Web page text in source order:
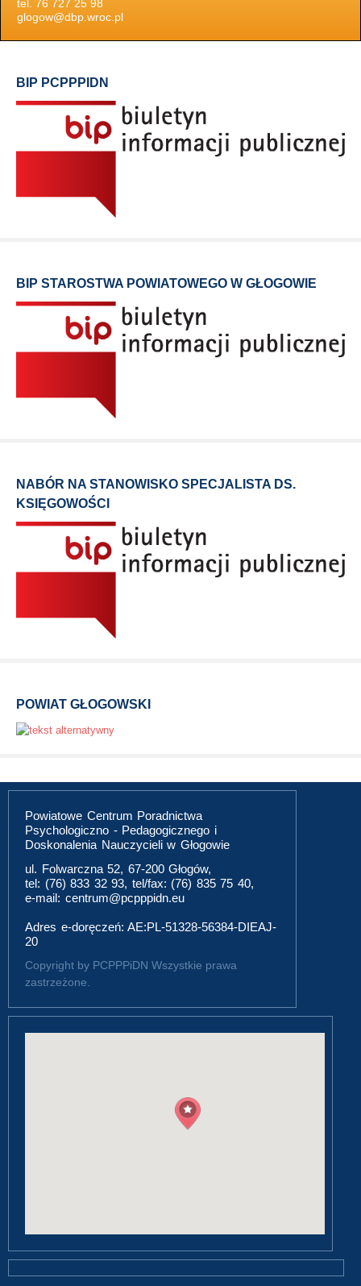
tel. 76 727 25 98
glogow@dbp.wroc.pl
BIP PCPPPIDN
BIP STAROSTWA POWIATOWEGO W GŁOGOWIE
NABÓR NA STANOWISKO SPECJALISTA DS.
KSIĘGOWOŚCI
POWIAT GŁOGOWSKI
Powiatowe Centrum Poradnictwa
Psychologiczno - Pedagogicznego i
Doskonalenia Nauczycieli w Głogowie
ul. Folwarczna 52, 67-200 Głogów,
tel: (76) 833 32 93, tel/fax: (76) 835 75 40,
e-mail: centrum@pcpppidn.eu
Adres e-doręczeń: AE:PL-51328-56384-DIEAJ-
20
Copyright by PCPPPiDN Wszystkie prawa
zastrzeżone.